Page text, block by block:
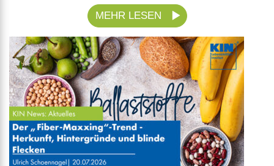
MEHR LESEN